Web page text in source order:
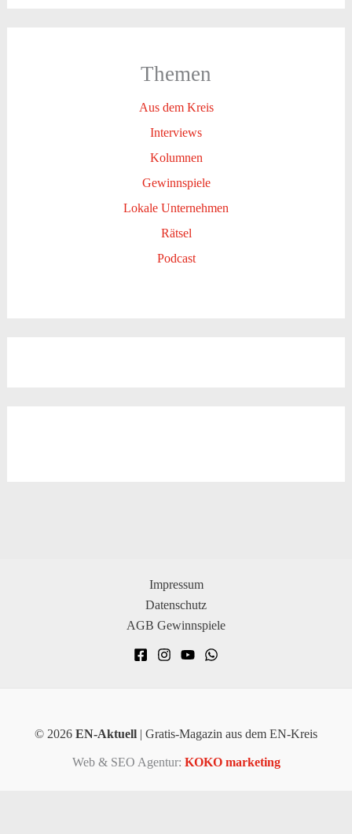
Themen
Aus dem Kreis
Interviews
Kolumnen
Gewinnspiele
Lokale Unternehmen
Rätsel
Podcast
Impressum
Datenschutz
AGB Gewinnspiele
© 2026 EN-Aktuell | Gratis-Magazin aus dem EN-Kreis
Web & SEO Agentur: KOKO marketing